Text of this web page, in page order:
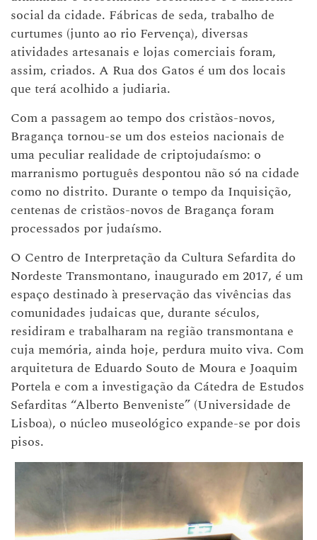
social da cidade. Fábricas de seda, trabalho de
curtumes (junto ao rio Fervença), diversas
atividades artesanais e lojas comerciais foram,
assim, criados. A Rua dos Gatos é um dos locais
que terá acolhido a judiaria.
Com a passagem ao tempo dos cristãos-novos,
Bragança tornou-se um dos esteios nacionais de
uma peculiar realidade de criptojudaísmo: o
marranismo português despontou não só na cidade
como no distrito. Durante o tempo da Inquisição,
centenas de cristãos-novos de Bragança foram
processados por judaísmo.
O Centro de Interpretação da Cultura Sefardita do
Nordeste Transmontano, inaugurado em 2017, é um
espaço destinado à preservação das vivências das
comunidades judaicas que, durante séculos,
residiram e trabalharam na região transmontana e
cuja memória, ainda hoje, perdura muito viva. Com
arquitetura de Eduardo Souto de Moura e Joaquim
Portela e com a investigação da Cátedra de Estudos
Sefarditas “Alberto Benveniste” (Universidade de
Lisboa), o núcleo museológico expande-se por dois
pisos.